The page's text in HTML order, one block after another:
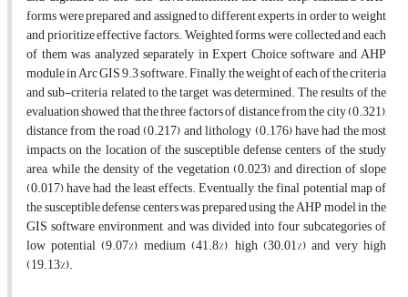
forms were prepared and assigned to different experts in order to weight
and prioritize effective factors. Weighted forms were collected and each
of them was analyzed separately in Expert Choice software and AHP
module in Arc GIS 9.3 software. Finally, the weight of each of the criteria
and sub-criteria related to the target was determined. The results of the
evaluation showed that the three factors of distance from the city (0.321),
distance from the road (0.217) and lithology (0.176) have had the most
impacts on the location of the susceptible defense centers of the study
area, while the density of the vegetation (0.023) and direction of slope
(0.017) have had the least effects. Eventually, the final potential map of
the susceptible defense centers was prepared using the AHP model in the
GIS software environment, and was divided into four subcategories of
low potential (9.07%), medium (41.8%), high (30.01%) and very high
(19.13%).